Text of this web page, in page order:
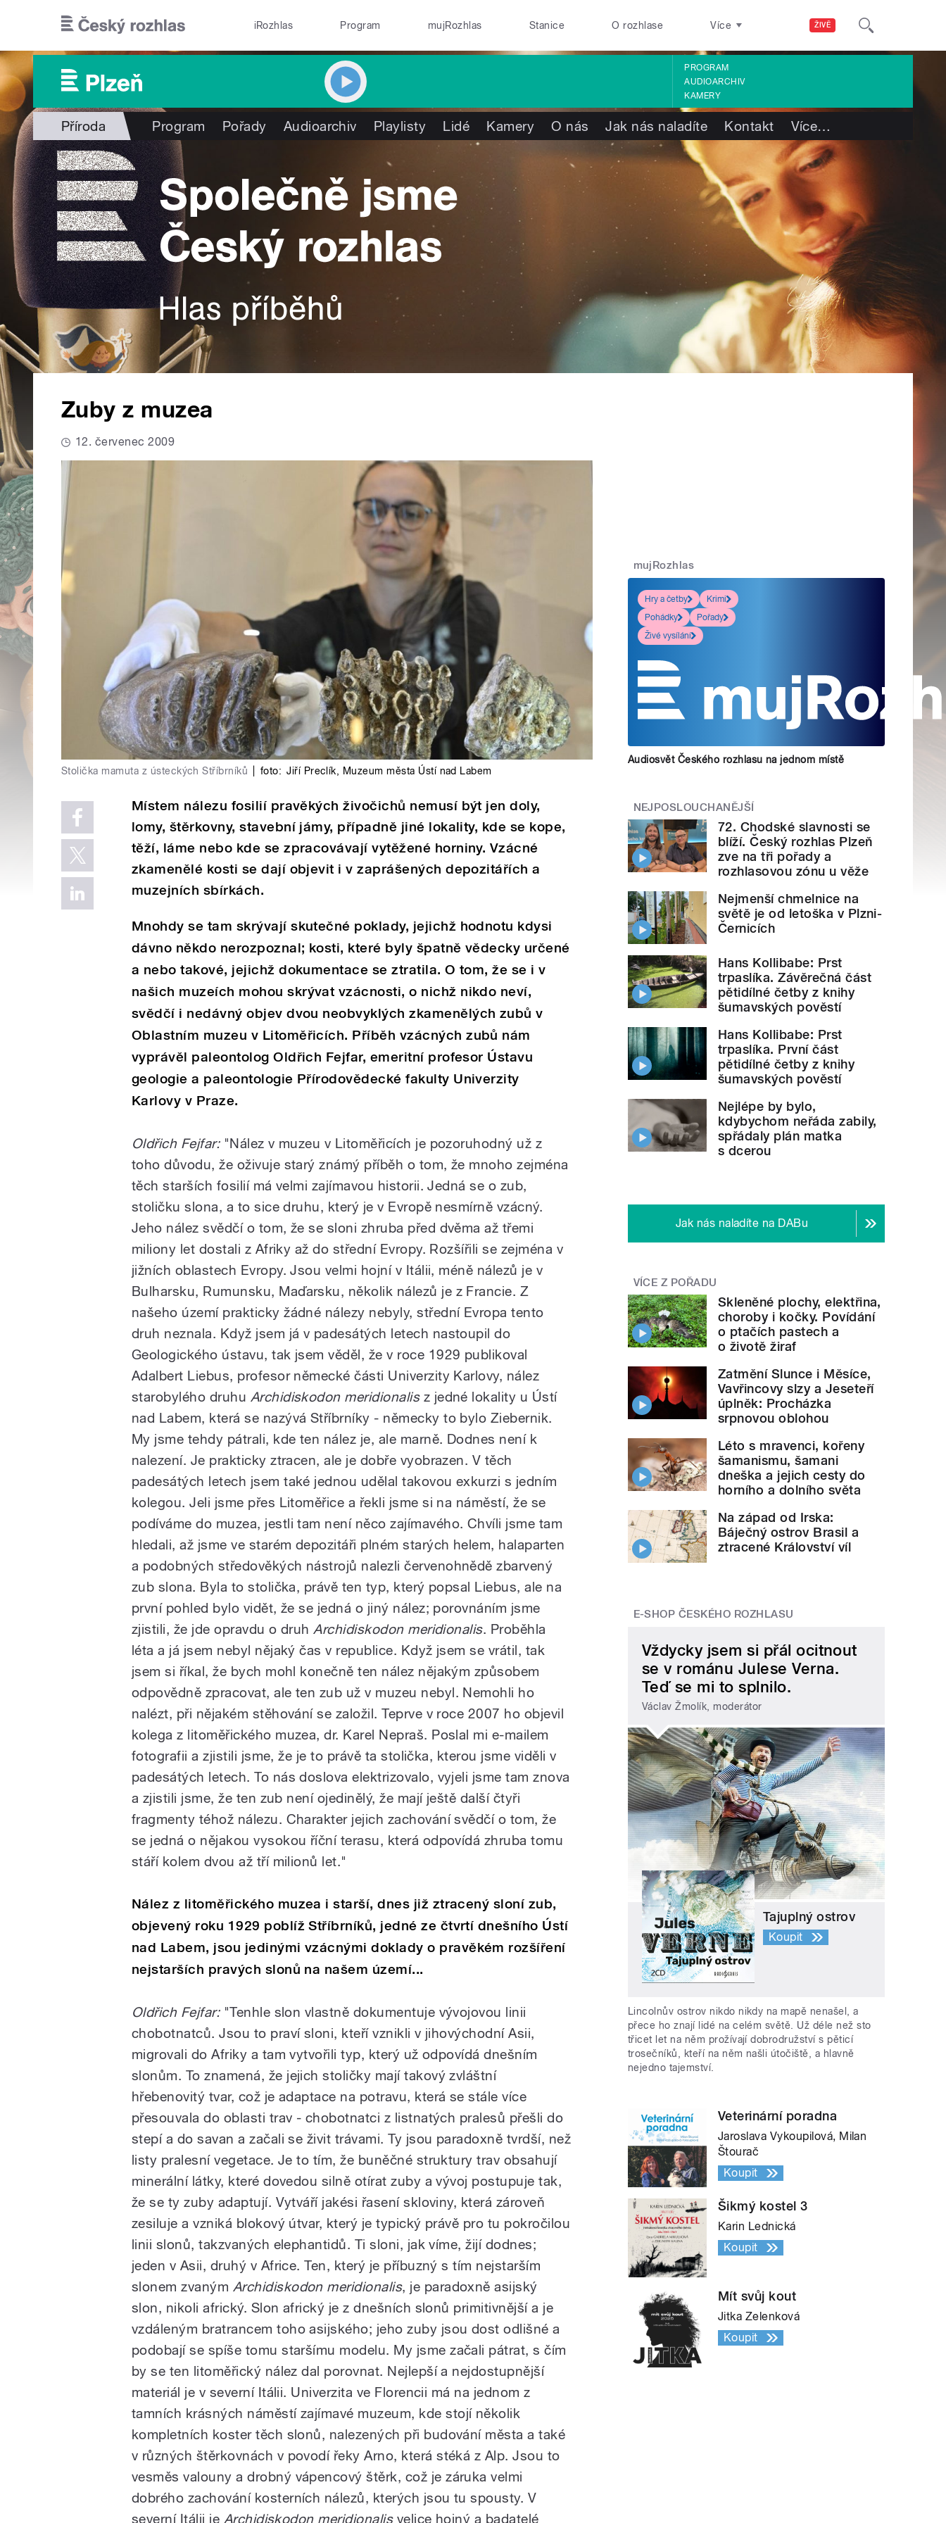
ŽIVĚ
iRozhlas Program mujRozhlas Stanice O rozhlase Více
PROGRAM
AUDIOARCHIV
KAMERY
Příroda Program Pořady Audioarchiv Playlisty Lidé Kamery O nás Jak nás naladíte Kontakt Více…
Zuby z muzea
12. červenec 2009
Stolička mamuta z ústeckých Stříbrníků foto: Jiří Preclík, Muzeum města Ústí nad Labem
Místem nálezu fosilií pravěkých živočichů nemusí být jen doly,
lomy, štěrkovny, stavební jámy, případně jiné lokality, kde se kope,
těží, láme nebo kde se zpracovávají vytěžené horniny. Vzácné
zkamenělé kosti se dají objevit i v zaprášených depozitářích a
muzejních sbírkách.
Mnohdy se tam skrývají skutečné poklady, jejichž hodnotu kdysi
dávno někdo nerozpoznal; kosti, které byly špatně vědecky určené
a nebo takové, jejichž dokumentace se ztratila. O tom, že se i v
našich muzeích mohou skrývat vzácnosti, o nichž nikdo neví,
svědčí i nedávný objev dvou neobvyklých zkamenělých zubů v
Oblastním muzeu v Litoměřicích. Příběh vzácných zubů nám
vyprávěl paleontolog Oldřich Fejfar, emeritní profesor Ústavu
geologie a paleontologie Přírodovědecké fakulty Univerzity
Karlovy v Praze.
Oldřich Fejfar:"Nález v muzeu v Litoměřicích je pozoruhodný už z
toho důvodu, že oživuje starý známý příběh o tom, že mnoho zejména
těch starších fosilií má velmi zajímavou historii. Jedná se o zub,
stoličku slona, a to sice druhu, který je v Evropě nesmírně vzácný.
Jeho nález svědčí o tom, že se sloni zhruba před dvěma až třemi
miliony let dostali z Afriky až do střední Evropy. Rozšířili se zejména v
jižních oblastech Evropy. Jsou velmi hojní v Itálii, méně nálezů je v
Bulharsku, Rumunsku, Maďarsku, několik nálezů je z Francie. Z
našeho území prakticky žádné nálezy nebyly, střední Evropa tento
druh neznala. Když jsem já v padesátých letech nastoupil do
Geologického ústavu, tak jsem věděl, že v roce 1929 publikoval
Adalbert Liebus, profesor německé části Univerzity Karlovy, nález
starobylého druhu Archidiskodon meridionalisz jedné lokality u Ústí
nad Labem, která se nazývá Stříbrníky - německy to bylo Ziebernik.
My jsme tehdy pátrali, kde ten nález je, ale marně. Dodnes není k
nalezení. Je prakticky ztracen, ale je dobře vyobrazen. V těch
padesátých letech jsem také jednou udělal takovou exkurzi s jedním
kolegou. Jeli jsme přes Litoměřice a řekli jsme si na náměstí, že se
podíváme do muzea, jestli tam není něco zajímavého. Chvíli jsme tam
hledali, až jsme ve starém depozitáři plném starých helem, halaparten
a podobných středověkých nástrojů nalezli červenohnědě zbarvený
zub slona. Byla to stolička, právě ten typ, který popsal Liebus, ale na
první pohled bylo vidět, že se jedná o jiný nález; porovnáním jsme
zjistili, že jde opravdu o druhArchidiskodon meridionalis. Proběhla
léta a já jsem nebyl nějaký čas v republice. Když jsem se vrátil, tak
jsem si říkal, že bych mohl konečně ten nález nějakým způsobem
odpovědně zpracovat, ale ten zub už v muzeu nebyl. Nemohli ho
nalézt, při nějakém stěhování se založil. Teprve v roce 2007 ho objevil
kolega z litoměřického muzea, dr. Karel Nepraš. Poslal mi e-mailem
fotografii a zjistili jsme, že je to právě ta stolička, kterou jsme viděli v
padesátých letech. To nás doslova elektrizovalo, vyjeli jsme tam znova
a zjistili jsme, že ten zub není ojedinělý, že mají ještě další čtyři
fragmenty téhož nálezu. Charakter jejich zachování svědčí o tom, že
se jedná o nějakou vysokou říční terasu, která odpovídá zhruba tomu
stáří kolem dvou až tří milionů let."
Nález z litoměřického muzea i starší, dnes již ztracený sloní zub,
objevený roku 1929 poblíž Stříbrníků, jedné ze čtvrtí dnešního Ústí
nad Labem, jsou jedinými vzácnými doklady o pravěkém rozšíření
nejstarších pravých slonů na našem území...
Oldřich Fejfar:"Tenhle slon vlastně dokumentuje vývojovou linii
chobotnatců. Jsou to praví sloni, kteří vznikli v jihovýchodní Asii,
migrovali do Afriky a tam vytvořili typ, který už odpovídá dnešním
slonům. To znamená, že jejich stoličky mají takový zvláštní
hřebenovitý tvar, což je adaptace na potravu, která se stále více
přesouvala do oblasti trav - chobotnatci z listnatých pralesů přešli do
stepí a do savan a začali se živit trávami. Ty jsou paradoxně tvrdší, než
listy pralesní vegetace. Je to tím, že buněčné struktury trav obsahují
minerální látky, které dovedou silně otírat zuby a vývoj postupuje tak,
že se ty zuby adaptují. Vytváří jakési řasení skloviny, která zároveň
zesiluje a vzniká blokový útvar, který je typický právě pro tu pokročilou
linii slonů, takzvaných elephantidů. Ti sloni, jak víme, žijí dodnes;
jeden v Asii, druhý v Africe. Ten, který je příbuzný s tím nejstarším
slonem zvaným Archidiskodon meridionalis, je paradoxně asijský
slon, nikoli africký. Slon africký je z dnešních slonů primitivnější a je
vzdáleným bratrancem toho asijského; jeho zuby jsou dost odlišné a
podobají se spíše tomu staršímu modelu. My jsme začali pátrat, s čím
by se ten litoměřický nález dal porovnat. Nejlepší a nejdostupnější
materiál je v severní Itálii. Univerzita ve Florencii má na jednom z
tamních krásných náměstí zajímavé muzeum, kde stojí několik
kompletních koster těch slonů, nalezených při budování města a také
v různých štěrkovnách v povodí řeky Arno, která stéká z Alp. Jsou to
vesměs valouny a drobný vápencový štěrk, což je záruka velmi
dobrého zachování kosterních nálezů, kterých jsou tu spousty. V
severní Itálii je Archidiskodon meridionalisvelice hojný a badatelé
mujRozhlas
Hry a četby
Krimi
Pohádky
Pořady
Živé vysílání
Audiosvět Českého rozhlasu na jednom místě
NEJPOSLOUCHANĚJŠÍ
72. Chodské slavnosti se
blíží. Český rozhlas Plzeň
zve na tři pořady a
rozhlasovou zónu u věže
Nejmenší chmelnice na
světě je od letoška v Plzni-
Černicích
Hans Kollibabe: Prst
trpaslíka. Závěrečná část
pětidílné četby z knihy
šumavských pověstí
Hans Kollibabe: Prst
trpaslíka. První část
pětidílné četby z knihy
šumavských pověstí
Nejlépe by bylo,
kdybychom neřáda zabily,
spřádaly plán matka
s dcerou
Jak nás naladíte na DABu
VÍCE Z POŘADU
Skleněné plochy, elektřina,
choroby i kočky. Povídání
o ptačích pastech a
o životě žiraf
Zatmění Slunce i Měsíce,
Vavřincovy slzy a Jeseteří
úplněk: Procházka
srpnovou oblohou
Léto s mravenci, kořeny
šamanismu, šamani
dneška a jejich cesty do
horního a dolního světa
Na západ od Irska:
Báječný ostrov Brasil a
ztracené Království víl
E-SHOP ČESKÉHO ROZHLASU
Vždycky jsem si přál ocitnout
se v románu Julese Verna.
Teď se mi to splnilo.
Václav Žmolík, moderátor
Tajuplný ostrov
Koupit
Lincolnův ostrov nikdo nikdy na mapě nenašel, a
přece ho znají lidé na celém světě. Už déle než sto
třicet let na něm prožívají dobrodružství s pěticí
trosečníků, kteří na něm našli útočiště, a hlavně
nejedno tajemství.
Veterinární poradna
Jaroslava Vykoupilová, Milan
Štourač
Koupit
Šikmý kostel 3
Karin Lednická
Koupit
Mít svůj kout
Jitka Zelenková
Koupit